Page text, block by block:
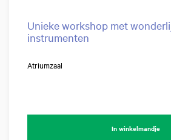
Unieke workshop met
instrumenten
Atriumzaal
In winkelmandje